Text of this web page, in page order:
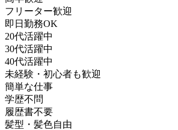
フリーター歓迎
即日勤務OK
20代活躍中
30代活躍中
40代活躍中
未経験・初心者も歓迎
簡単な仕事
学歴不問
履歴書不要
髪型・髪色自由